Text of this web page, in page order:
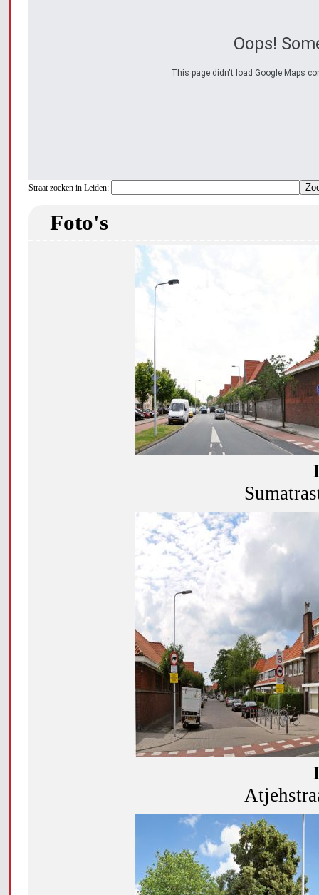
Oops!
This page didn't load Google Maps
Straat zoeken in Leiden:
Foto's